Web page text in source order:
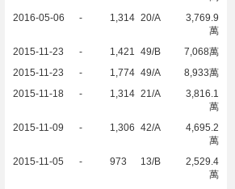
2016-05-06
- 1,314 20/A
3,769.9
萬
2015-11-23
- 1,421 49/B
7,068萬
2015-11-23
- 1,774 49/A
8,933萬
2015-11-18
- 1,314 21/A
3,816.1
萬
2015-11-09
- 1,306 42/A
4,695.2
萬
2015-11-05
- 973 13/B
2,529.4
萬